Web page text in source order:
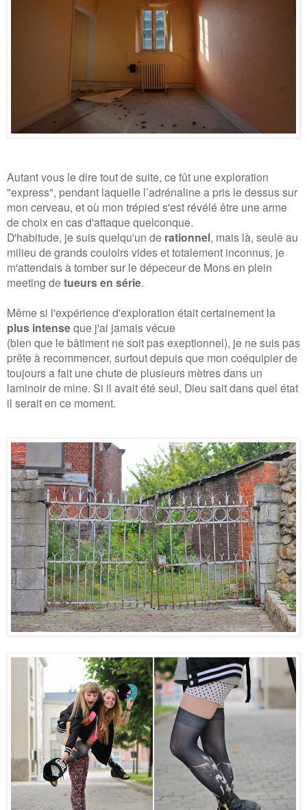
Autant vous le dire tout de suite, ce fût une exploration
"express", pendant laquelle l’adrénaline a pris le dessus sur
mon cerveau, et où mon trépied s'est révélé être une arme
de choix en cas d'attaque quelconque.
D'habitude, je suis quelqu'un de rationnel, mais là, seule au
milieu de grands couloirs vides et totalement inconnus, je
m'attendais à tomber sur le dépeceur de Mons en plein
meeting de tueurs en série.
Même si l'expérience d'exploration était certainement la
plus intenseque j'ai jamais vécue
(bien que le bâtiment ne soit pas exeptionnel), je ne suis pas
prête à recommencer, surtout depuis que mon coéquipier de
toujours a fait une chute de plusieurs mètres dans un
laminoir de mine. Si il avait été seul, Dieu sait dans quel état
il serait en ce moment.